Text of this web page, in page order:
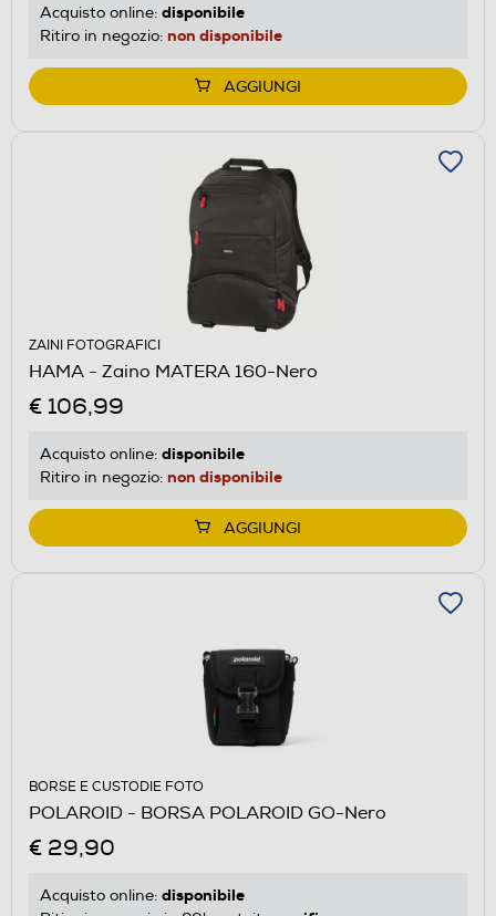
Acquisto online: disponibile
Ritiro in negozio: non disponibile
AGGIUNGI
ZAINI FOTOGRAFICI
HAMA - Zaino MATERA 160-Nero
€ 106,99
Acquisto online: disponibile
Ritiro in negozio: non disponibile
AGGIUNGI
BORSE E CUSTODIE FOTO
POLAROID - BORSA POLAROID GO-Nero
€ 29,90
Acquisto online: disponibile